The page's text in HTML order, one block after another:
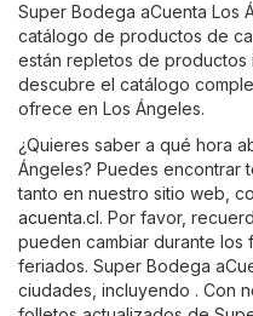
Super Bodega aCuenta Los
catálogo de productos de
están repletos de productos
descubre el catálogo
ofrece en Los Ángeles.
¿Quieres saber a qué hora
Ángeles? Puedes encontrar
tanto en nuestro sitio web,
acuenta.cl. Por favor,
pueden cambiar durante los
feriados. Super Bodega
ciudades, incluyendo . Con